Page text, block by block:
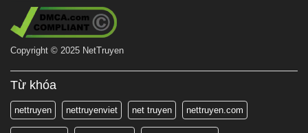
Copyright © 2025 NetTruyen
Từ khóa
nettruyen nettruyenviet net truyen nettruyen.com